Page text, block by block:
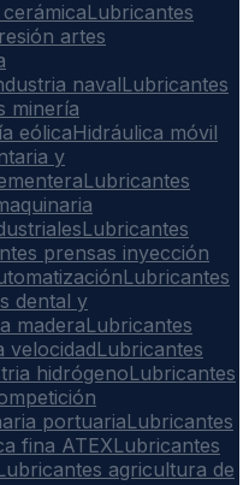
Lubricantes
artes
navalLubricantes
minería
eólicaHidráulica móvil
y
Lubricantes
Lubricantes
prensas inyección
Lubricantes
dental y
maderaLubricantes
velocidadLubricantes
hidrógenoLubricantes
portuariaLubricantes
fina ATEXLubricantes
agricultura de